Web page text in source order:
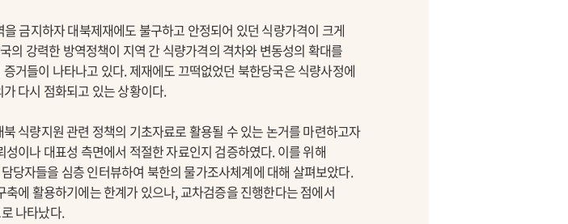
금지하자 대북제재에도 불구하고 안정되어 있던 식량가격이 크게
의 강력한 방역정책이 지역 간 식량가격의 격차와 변동성의 확대를
거들이 나타나고 있다. 제재에도 끄떡없었던 북한당국은 식량사정에
다시 점화되고 있는 상황이다.
식량지원 관련 정책의 기초자료로 활용될 수 있는 논거를 마련하고자
이나 대표성 측면에서 적절한 자료인지 검증하였다. 이를 위해
당자들을 심층 인터뷰하여 북한의 물가조사체계에 대해 살펴보았다.
에 활용하기에는 한계가 있으나, 교차검증을 진행한다는 점에서
나타났다.